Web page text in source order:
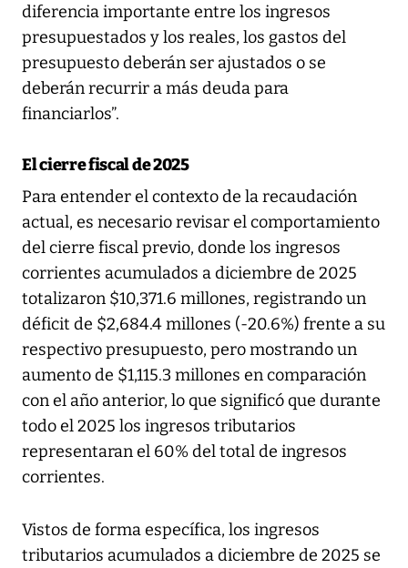
diferencia importante entre los ingresos
presupuestados y los reales, los gastos del
presupuesto deberán ser ajustados o se
deberán recurrir a más deuda para
financiarlos”.
El cierre fiscal de 2025
Para entender el contexto de la recaudación
actual, es necesario revisar el comportamiento
del cierre fiscal previo, donde los ingresos
corrientes acumulados a diciembre de 2025
totalizaron $10,371.6 millones, registrando un
déficit de $2,684.4 millones (-20.6%) frente a su
respectivo presupuesto, pero mostrando un
aumento de $1,115.3 millones en comparación
con el año anterior, lo que significó que durante
todo el 2025 los ingresos tributarios
representaran el 60% del total de ingresos
corrientes.
Vistos de forma específica, los ingresos
tributarios acumulados a diciembre de 2025 se